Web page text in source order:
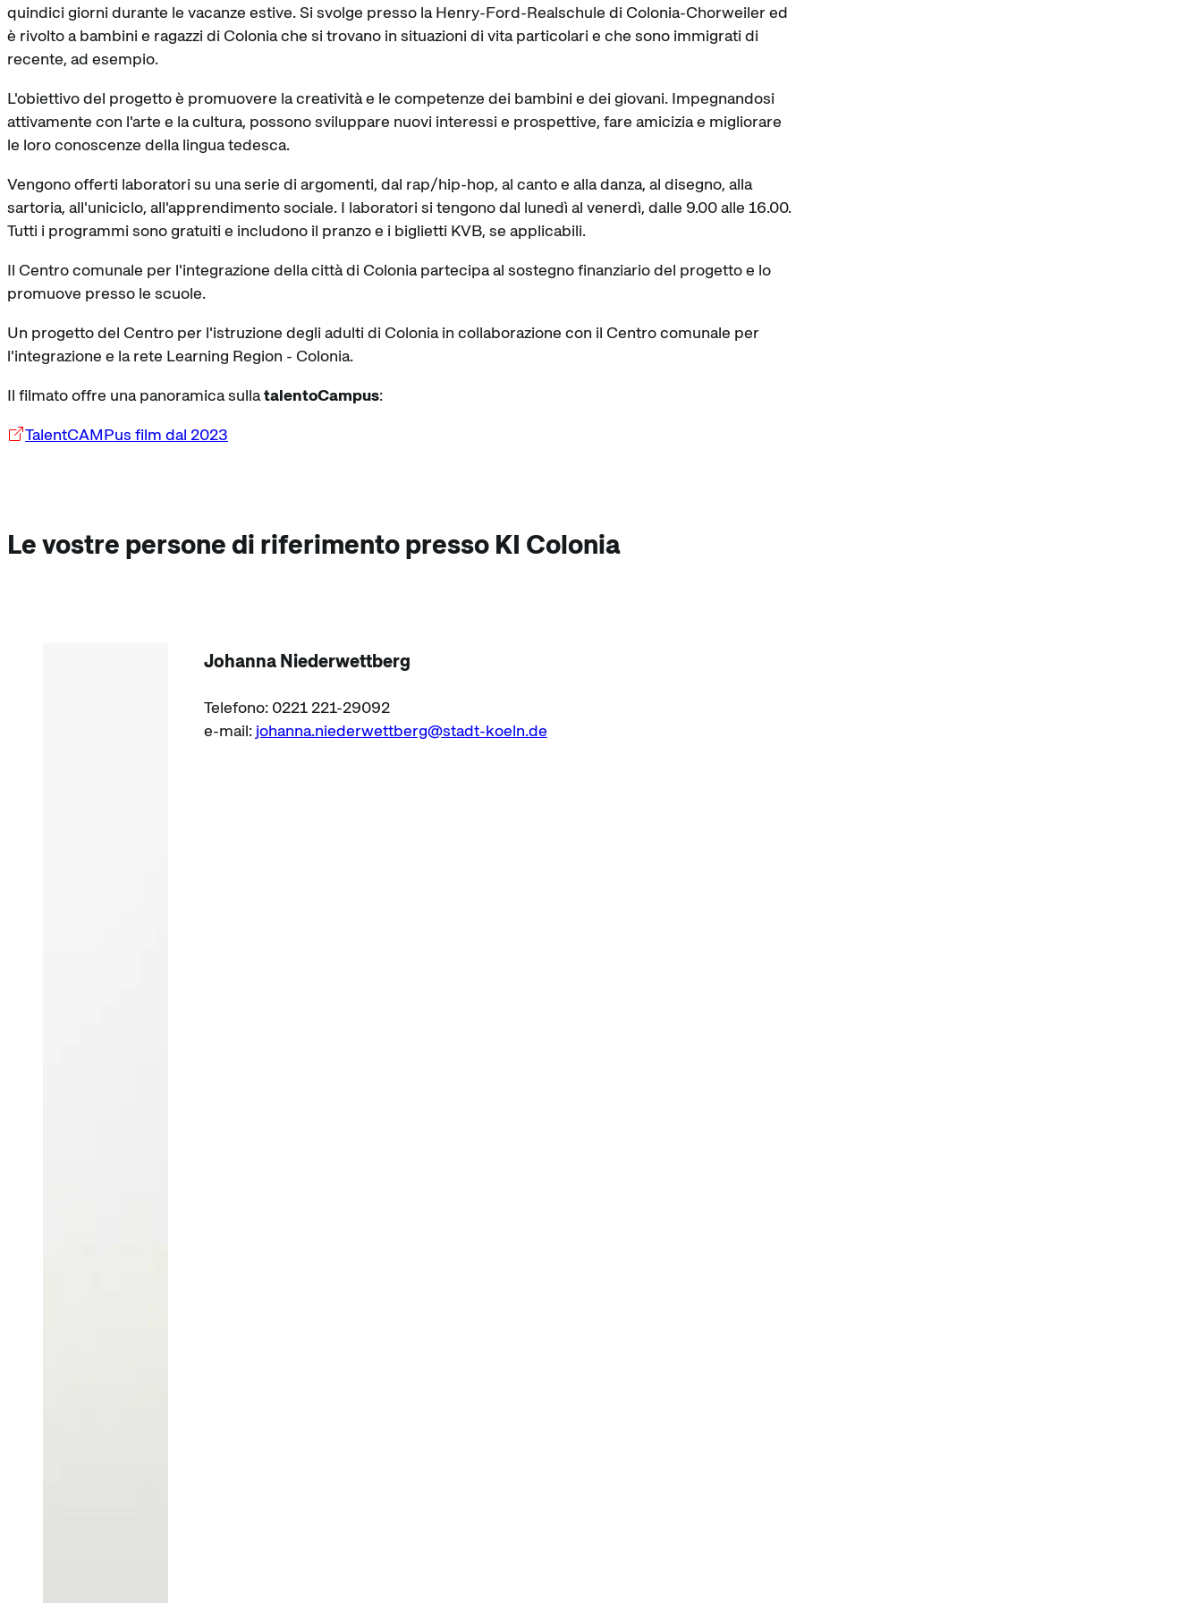
quindici giorni durante le vacanze estive. Si svolge presso la Henry-Ford-Realschule di Colonia-Chorweiler ed
è rivolto a bambini e ragazzi di Colonia che si trovano in situazioni di vita particolari e che sono immigrati di
recente, ad esempio.
L'obiettivo del progetto è promuovere la creatività e le competenze dei bambini e dei giovani. Impegnandosi
attivamente con l'arte e la cultura, possono sviluppare nuovi interessi e prospettive, fare amicizia e migliorare
le loro conoscenze della lingua tedesca.
Vengono offerti laboratori su una serie di argomenti, dal rap/hip-hop, al canto e alla danza, al disegno, alla
sartoria, all'uniciclo, all'apprendimento sociale. I laboratori si tengono dal lunedì al venerdì, dalle 9.00 alle 16.00.
Tutti i programmi sono gratuiti e includono il pranzo e i biglietti KVB, se applicabili.
Il Centro comunale per l'integrazione della città di Colonia partecipa al sostegno finanziario del progetto e lo
promuove presso le scuole.
Un progetto del Centro per l'istruzione degli adulti di Colonia in collaborazione con il Centro comunale per
l'integrazione e la rete Learning Region - Colonia.
Il filmato offre una panoramica sullatalentoCampus:
TalentCAMPus film dal 2023
Le vostre persone di riferimento presso KI Colonia
Johanna Niederwettberg
Telefono: 0221 221-29092
e-mail: johanna.niederwettberg@stadt-koeln.de